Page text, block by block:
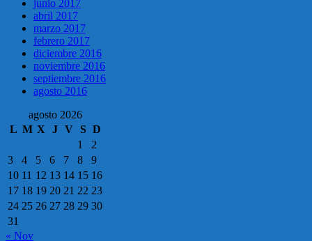
junio 2017
abril 2017
marzo 2017
febrero 2017
diciembre 2016
noviembre 2016
septiembre 2016
agosto 2016
agosto 2026
L M X J V S D
1
2
3
4 5 6 7 8
9
10 11 12 13 14 15 16
17 18 19 20 21 22 23
24 25 26 27 28 29 30
31
« Nov